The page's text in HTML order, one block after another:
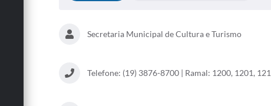
Secretaria Municipal de Cultura e Turismo
Telefone: (19) 3876-8700 | Ramal: 1200, 1201,